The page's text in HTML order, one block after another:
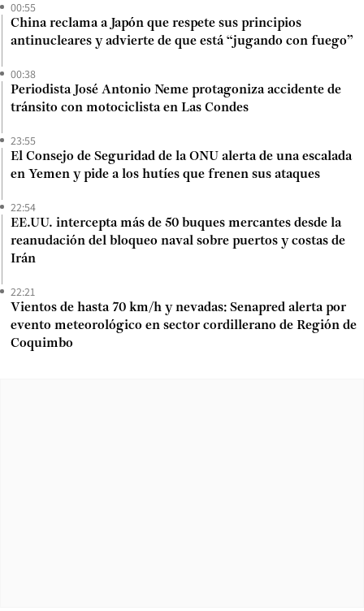
00:55
China reclama a Japón que respete sus principios
antinucleares y advierte de que está “jugando con fuego”
00:38
Periodista José Antonio Neme protagoniza accidente de
tránsito con motociclista en Las Condes
23:55
El Consejo de Seguridad de la ONU alerta de una escalada
en Yemen y pide a los hutíes que frenen sus ataques
22:54
EE.UU. intercepta más de 50 buques mercantes desde la
reanudación del bloqueo naval sobre puertos y costas de
Irán
22:21
Vientos de hasta 70 km/h y nevadas: Senapred alerta por
evento meteorológico en sector cordillerano de Región de
Coquimbo